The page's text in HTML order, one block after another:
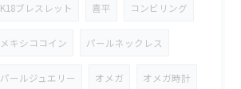
K18ブレスレット 喜平 コンビリング
メキシココイン パールネックレス
パールジュエリー オメガ オメガ時計